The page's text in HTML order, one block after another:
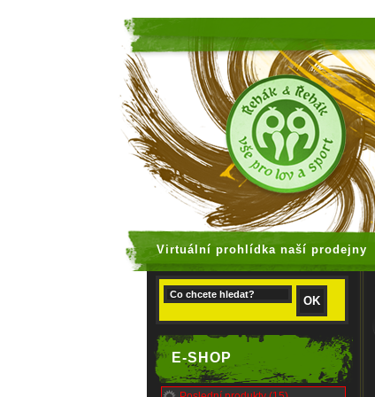
Virtuální prohlídka naší prodejny
E-SHOP